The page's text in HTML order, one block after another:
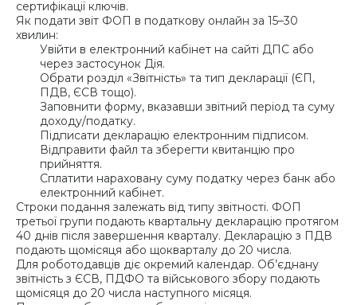
сертифікації ключів.
Як подати звіт ФОП в податкову онлайн за 15–30
хвилин:
Увійти в електронний кабінет на сайті ДПС або
через застосунок Дія.
Обрати розділ «Звітність» та тип декларації (ЄП,
ПДВ, ЄСВ тощо).
Заповнити форму, вказавши звітний період та суму
доходу/податку.
Підписати декларацію електронним підписом.
Відправити файл та зберегти квитанцію про
прийняття.
Сплатити нараховану суму податку через банк або
електронний кабінет.
Строки подання залежать від типу звітності. ФОП
третьої групи подають квартальну декларацію протягом
40 днів після завершення кварталу. Декларацію з ПДВ
подають щомісяця або щокварталу до 20 числа.
Для роботодавців діє окремий календар. Об’єднану
звітність з ЄСВ, ПДФО та військового збору подають
щомісяця до 20 числа наступного місяця.